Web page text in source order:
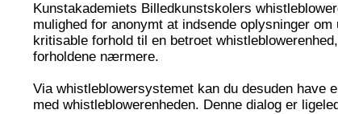
Kunstakademiets Billedkunstskolers
mulighed for anonymt at indsende oplysninger om
kritisable forhold til en betroet
forholdene nærmere.
Via whistleblowersystemet kan du desuden have
med whistleblowerenheden. Denne dialog er